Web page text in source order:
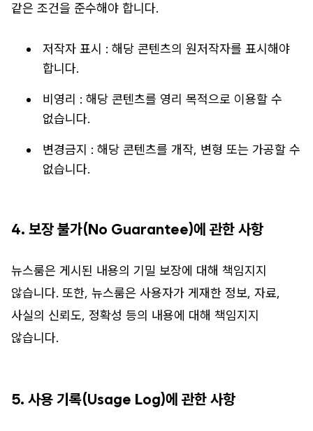
같은 조건을 준수해야 합니다.
저작자 표시 : 해당 콘텐츠의 원저작자를 표시해야
합니다.
비영리 : 해당 콘텐츠를 영리 목적으로 이용할 수
없습니다.
변경금지 : 해당 콘텐츠를 개작, 변형 또는 가공할 수
없습니다.
4. 보장 불가(No Guarantee)에 관한 사항
뉴스룸은 게시된 내용의 기밀 보장에 대해 책임지지
않습니다. 또한, 뉴스룸은 사용자가 게재한 정보, 자료,
사실의 신뢰도, 정확성 등의 내용에 대해 책임지지
않습니다.
5. 사용 기록(Usage Log)에 관한 사항